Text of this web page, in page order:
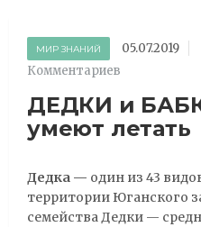
МИР ЗНАНИЙ 05.07.2019
Комментариев
ДЕДКИ и
умеют летать
Дедка — один из 43
территории Юганского
семейства Дедки —